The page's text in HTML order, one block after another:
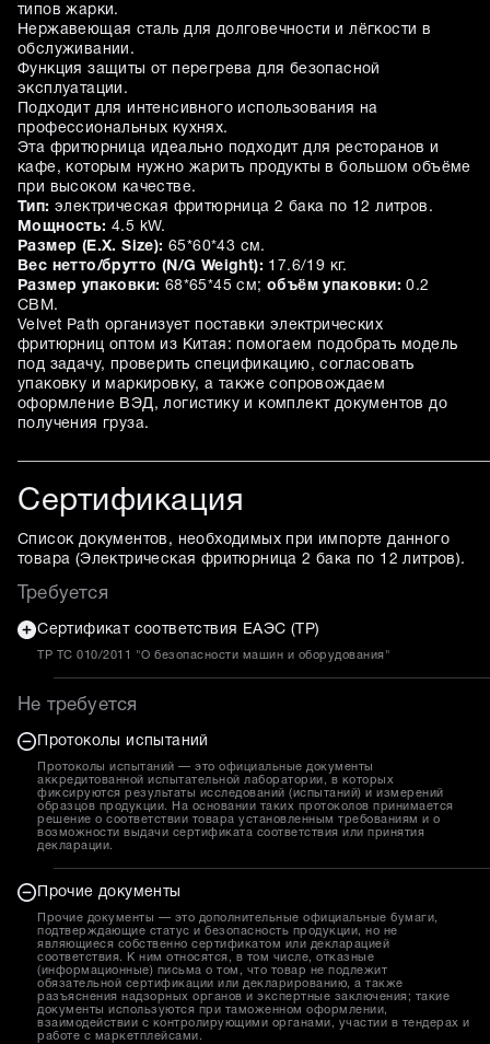
типов жарки.
Нержавеющая сталь для долговечности и лёгкости в
обслуживании.
Функция защиты от перегрева для безопасной
эксплуатации.
Подходит для интенсивного использования на
профессиональных кухнях.
Эта фритюрница идеально подходит для ресторанов и
кафе, которым нужно жарить продукты в большом объёме
при высоком качестве.
Тип: электрическая фритюрница 2 бака по 12 литров.
Мощность: 4.5 kW.
Размер (E.X. Size): 65*60*43 см.
Вес нетто/брутто (N/G Weight): 17.6/19 кг.
Размер упаковки: 68*65*45 см;объём упаковки: 0.2
CBM.
Velvet Path организует поставки электрических
фритюрниц оптом из Китая: помогаем подобрать модель
под задачу, проверить спецификацию, согласовать
упаковку и маркировку, а также сопровождаем
оформление ВЭД, логистику и комплект документов до
получения груза.
Сертификация
Список документов, необходимых при импорте данного
товара (Электрическая фритюрница 2 бака по 12 литров ).
Требуется
Сертификат соответствия ЕАЭС (ТР)
ТР ТС 010/2011 "О безопасности машин и оборудования"
Не требуется
Протоколы испытаний
Протоколы испытаний — это официальные документы
аккредитованной испытательной лаборатории, в которых
фиксируются результаты исследований (испытаний) и измерений
образцов продукции. На основании таких протоколов принимается
решение о соответствии товара установленным требованиям и о
возможности выдачи сертификата соответствия или принятия
декларации.
Прочие документы
Прочие документы — это дополнительные официальные бумаги,
подтверждающие статус и безопасность продукции, но не
являющиеся собственно сертификатом или декларацией
соответствия. К ним относятся, в том числе, отказные
(информационные) письма о том, что товар не подлежит
обязательной сертификации или декларированию, а также
разъяснения надзорных органов и экспертные заключения; такие
документы используются при таможенном оформлении,
взаимодействии с контролирующими органами, участии в тендерах и
работе с маркетплейсами.